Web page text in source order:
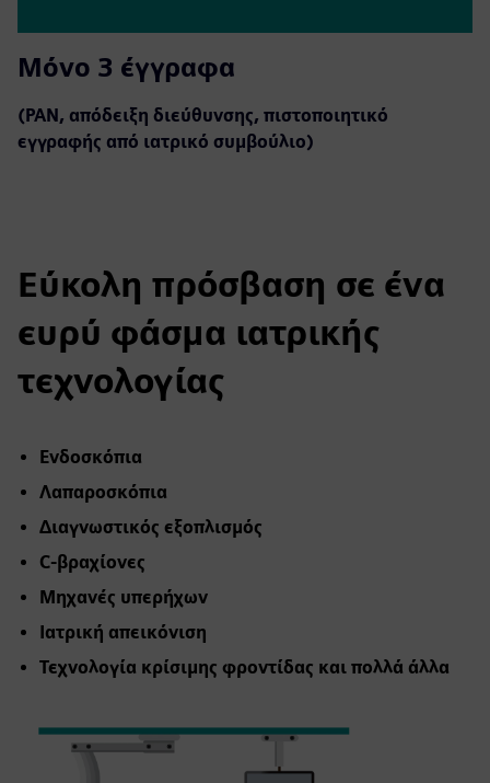
Μόνο 3 έγγραφα
(PAN, απόδειξη διεύθυνσης, πιστοποιητικό
εγγραφής από ιατρικό συμβούλιο)
Εύκολη πρόσβαση σε ένα
ευρύ φάσμα ιατρικής
τεχνολογίας
Ενδοσκόπια
Λαπαροσκόπια
Διαγνωστικός εξοπλισμός
C-βραχίονες
Μηχανές υπερήχων
Ιατρική απεικόνιση
Τεχνολογία κρίσιμης φροντίδας και πολλά άλλα